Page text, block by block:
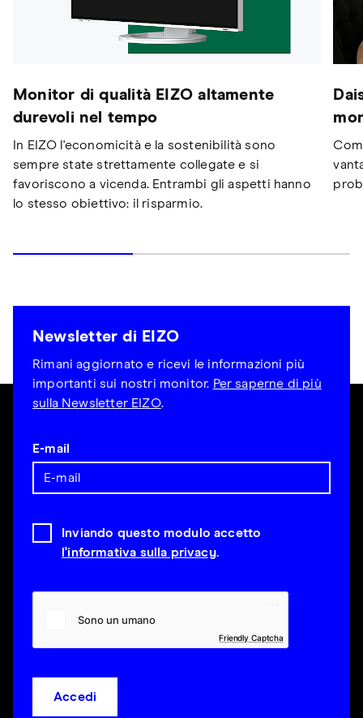
Monitor di qualità EIZO altamente
durevoli nel tempo
In EIZO l'economicità e la sostenibilità sono
sempre state strettamente collegate e si
favoriscono a vicenda. Entrambi gli aspetti hanno
lo stesso obiettivo: il risparmio.
Newsletter di EIZO
Rimani aggiornato e ricevi le informazioni più
importanti sui nostri monitor. Per saperne di più
sulla Newsletter EIZO.
E-mail
Inviando questo modulo accetto
l'informativa sulla privacy.
Friendly Captcha
Accedi